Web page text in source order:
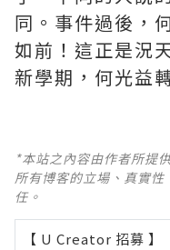
同。事件過後，
如前！這正是況
新學期，何光
*本站之內容由作者所提
所有博客的立場、真實
任。
【 U Creator 招募 】